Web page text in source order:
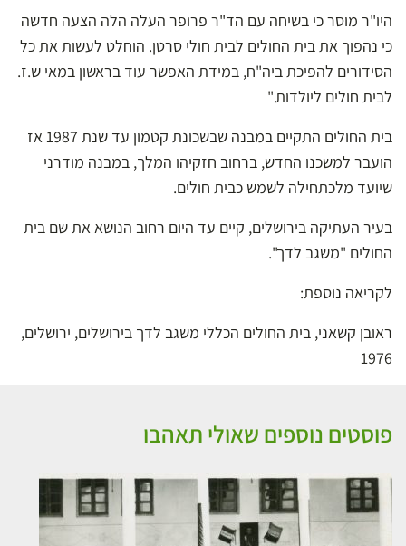
היו"ר מוסר כי בשיחה עם הד"ר פרופר העלה הלה הצעה חדשה
כי נהפוך את בית החולים לבית חולי סרטן. הוחלט לעשות את כל
הסידורים להפיכת ביה"ח, במידת האפשר עוד בראשון במאי ש.ז.
לבית חולים ליולדות."
בית החולים התקיים במבנה שבשכונת קטמון עד שנת 1987 אז
הועבר למשכנו החדש, ברחוב חזקיהו המלך, במבנה מודרני
שיועד מלכתחילה לשמש כבית חולים.
בעיר העתיקה בירושלים, קיים עד היום רחוב הנושא את שם בית
החולים "משגב לדך".
לקריאה נוספת:
ראובן קשאני, בית החולים הכללי משגב לדך בירושלים, ירושלים,
1976
פוסטים נוספים שאולי תאהבו